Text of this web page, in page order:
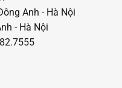
Anh - Hà Nội
- Hà Nội